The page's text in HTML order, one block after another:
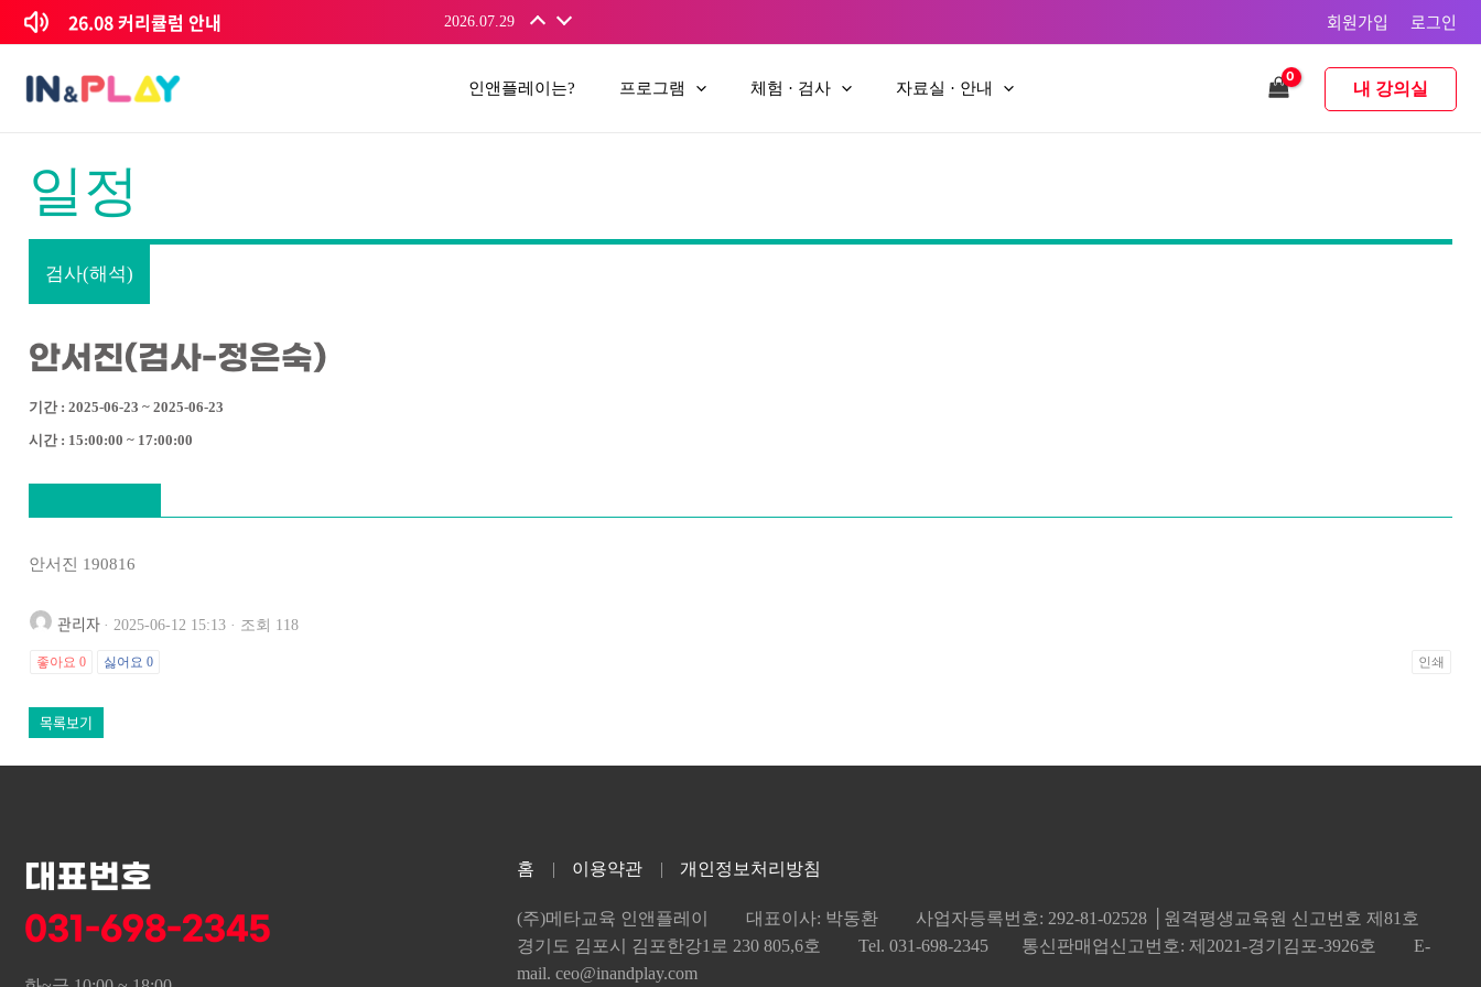
콘텐츠로
건너뛰기
26.08 커리큘럼 안내 2026.07.29 회원가입 로그인
인앤플레이는? 프로그램 체험 · 검사 자료실 · 안내 내 강의실
일정
검사(해석)
안서진(검사-정은숙)
기간 : 2025-06-23 ~ 2025-06-23
시간 : 15:00:00 ~ 17:00:00
안서진 190816
관리자 · 2025-06-12 15:13 · 조회 118
좋아요 0 싫어요 0 인쇄
목록보기
대표번호
031-698-2345
홈 이용약관 개인정보처리방침
(주)메타교육 인앤플레이 대표이사: 박동환
사업자등록번호: 292-81-02528 │원격평생교육원 신고번호 제81호
경기도 김포시 김포한강1로 230 805,6호
Tel. 031-698-2345 통신판매업신고번호: 제2021-경기김포-3926호
E-
mail. ceo@inandplay.com